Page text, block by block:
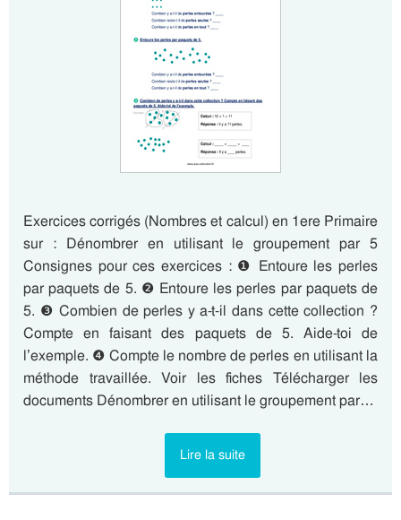
Exercices corrigés (Nombres et calcul) en 1ere Primaire
sur : Dénombrer en utilisant le groupement par 5
Consignes pour ces exercices : ❶ Entoure les perles
par paquets de 5. ❷ Entoure les perles par paquets de
5. ❸ Combien de perles y a-t-il dans cette collection ?
Compte en faisant des paquets de 5. Aide-toi de
l’exemple. ❹ Compte le nombre de perles en utilisant la
méthode travaillée. Voir les fiches Télécharger les
documents Dénombrer en utilisant le groupement par…
Lire la suite